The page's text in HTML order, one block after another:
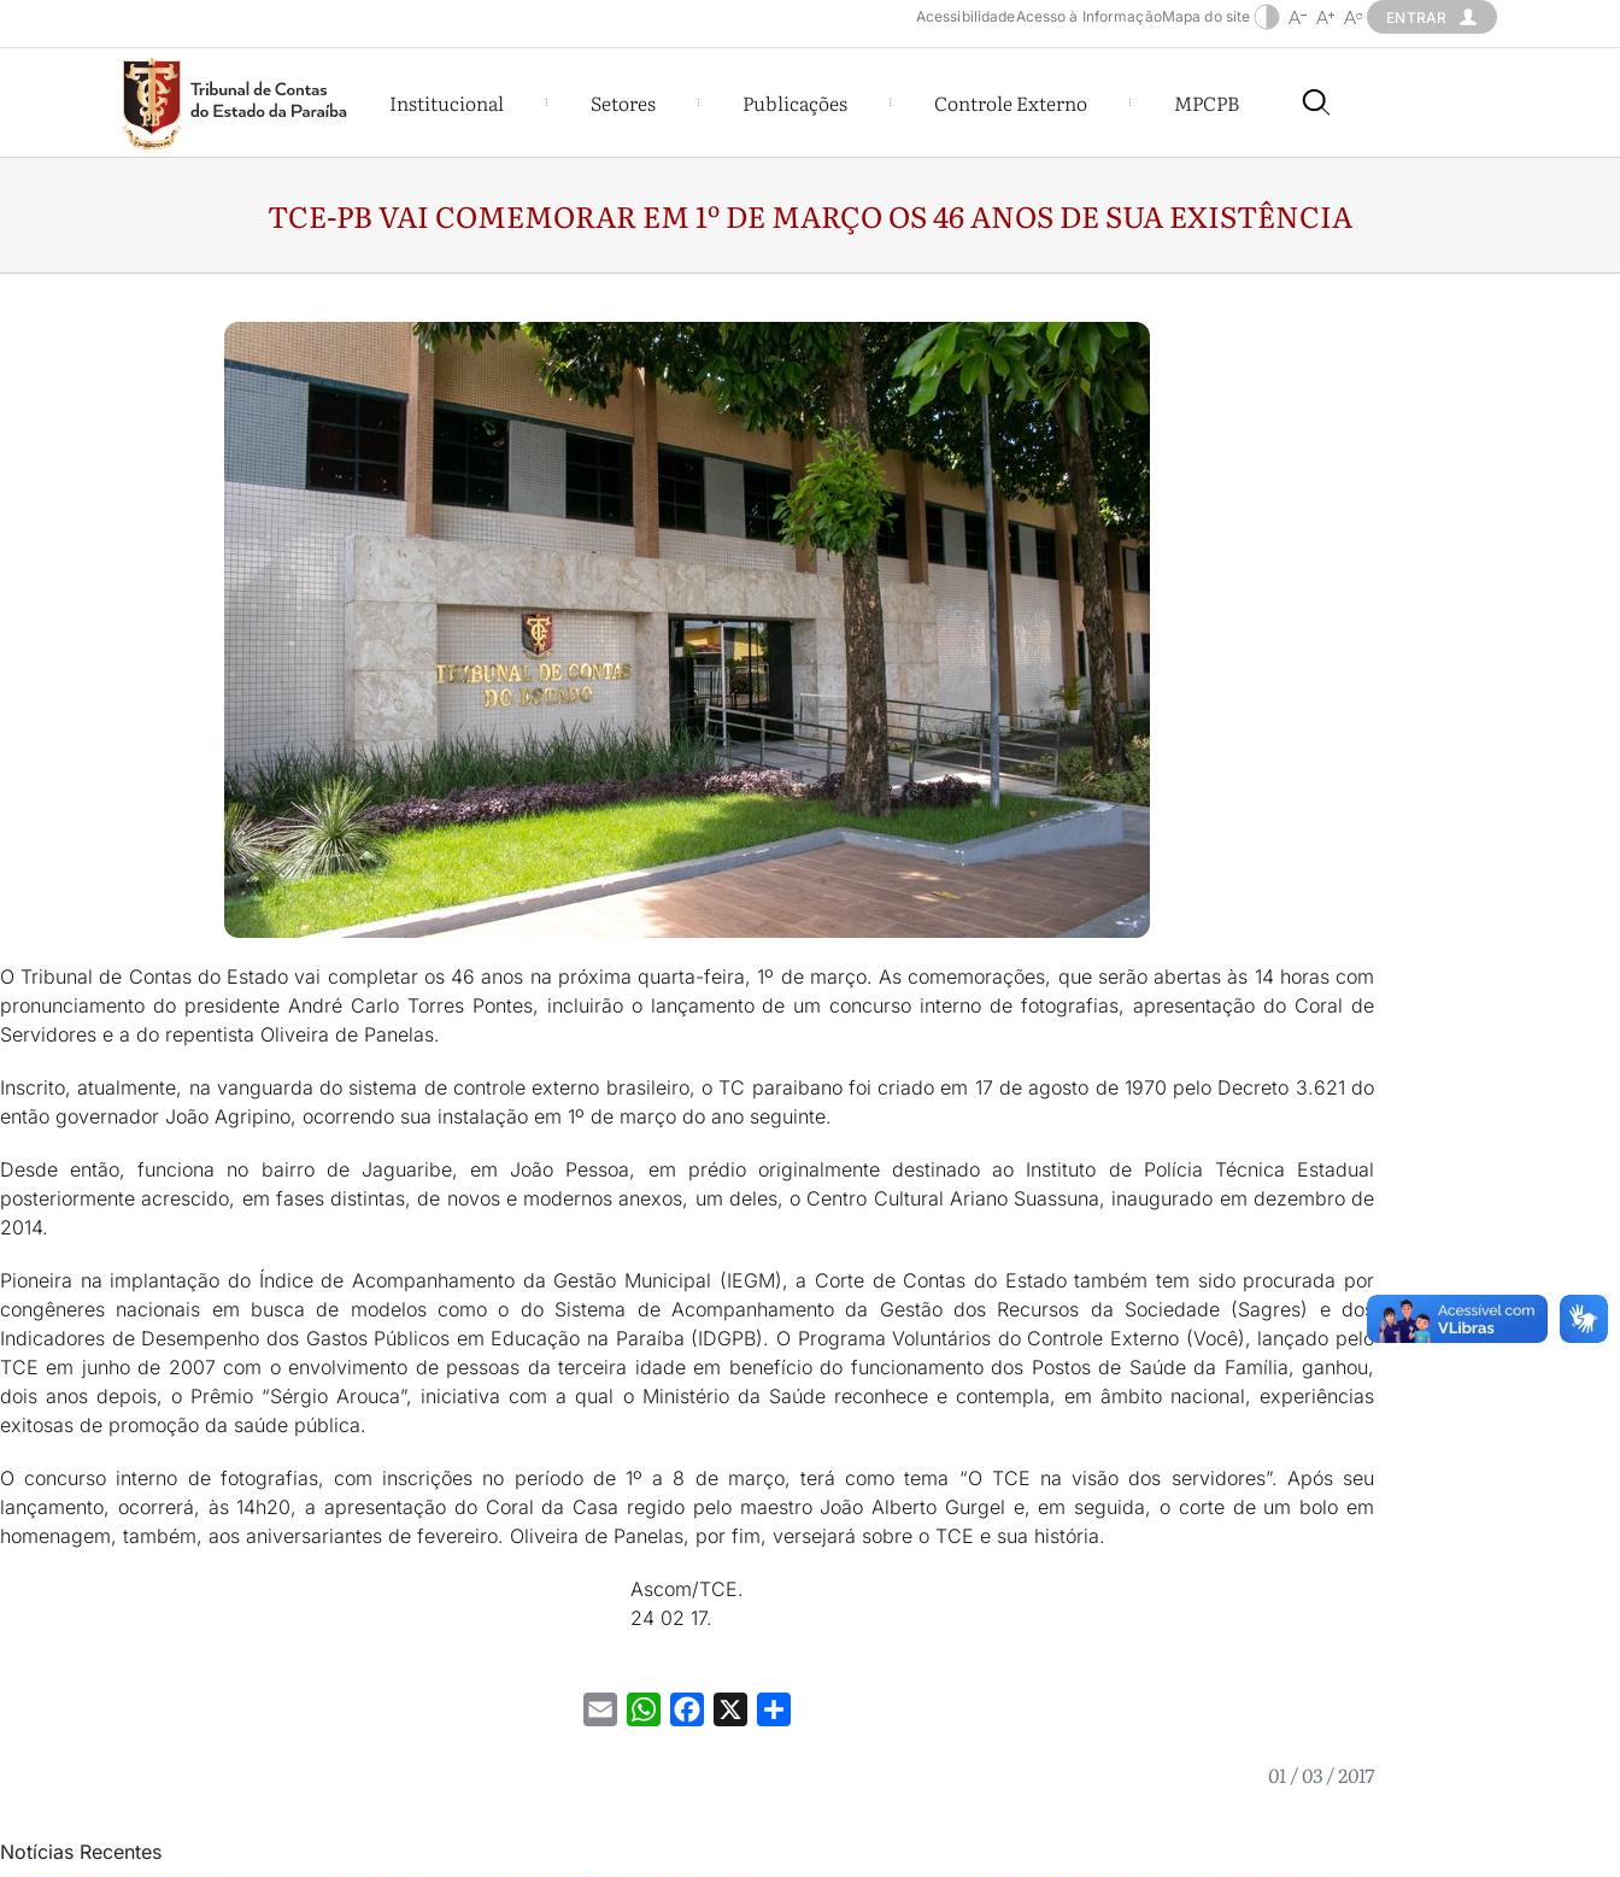
AcessibilidadeAcesso à InformaçãoMapa do site ENTRAR
Institucional Setores Publicações Controle Externo MPCPB
TCE-PB VAI COMEMORAR EM 1º DE MARÇO OS 46 ANOS DE SUA EXISTÊNCIA
O Tribunal de Contas do Estado vai completar os 46 anos na próxima quarta-feira, 1º de março. As comemorações, que serão abertas às 14 horas com
pronunciamento do presidente André Carlo Torres Pontes, incluirão o lançamento de um concurso interno de fotografias, apresentação do Coral de
Servidores e a do repentista Oliveira de Panelas.
Inscrito, atualmente, na vanguarda do sistema de controle externo brasileiro, o TC paraibano foi criado em 17 de agosto de 1970 pelo Decreto 3.621 do
então governador João Agripino, ocorrendo sua instalação em 1º de março do ano seguinte.
Desde então, funciona no bairro de Jaguaribe, em João Pessoa, em prédio originalmente destinado ao Instituto de Polícia Técnica Estadual
posteriormente acrescido, em fases distintas, de novos e modernos anexos, um deles, o Centro Cultural Ariano Suassuna, inaugurado em dezembro de
2014.
Pioneira na implantação do Índice de Acompanhamento da Gestão Municipal (IEGM), a Corte de Contas do Estado também tem sido procurada por
congêneres nacionais em busca de modelos como o do Sistema de Acompanhamento da Gestão dos Recursos da Sociedade (Sagres) e dos
Indicadores de Desempenho dos Gastos Públicos em Educação na Paraíba (IDGPB). O Programa Voluntários do Controle Externo (Você), lançado pelo
TCE em junho de 2007 com o envolvimento de pessoas da terceira idade em benefício do funcionamento dos Postos de Saúde da Família, ganhou,
dois anos depois, o Prêmio “Sérgio Arouca”, iniciativa com a qual o Ministério da Saúde reconhece e contempla, em âmbito nacional, experiências
exitosas de promoção da saúde pública.
O concurso interno de fotografias, com inscrições no período de 1º a 8 de março, terá como tema “O TCE na visão dos servidores”. Após seu
lançamento, ocorrerá, às 14h20, a apresentação do Coral da Casa regido pelo maestro João Alberto Gurgel e, em seguida, o corte de um bolo em
homenagem, também, aos aniversariantes de fevereiro. Oliveira de Panelas, por fim, versejará sobre o TCE e sua história.
Ascom/TCE.
24 02 17.
Email WhatsAppFacebook
01 / 03 / 2017
Notícias Recentes